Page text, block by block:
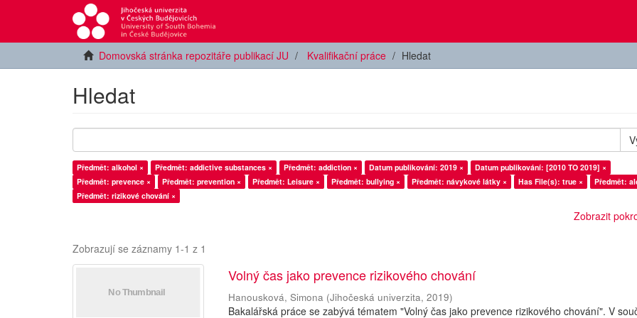
Domovská stránka repozitáře publikací JU Kvalifikační práce Hledat
Hledat
Předmět: alkohol × Předmět: addictive substances × Předmět: addiction × Datum publikování: 2019 ×
Datum publikování: [2010 TO 2019] ×
Předmět: prevence ×
Předmět: prevention × Předmět: Leisure × Předmět: bullying × Předmět: návykové látky × Has File(s): true ×
Předmět:
Předmět: rizikové chování ×
Zobrazit
Zobrazují se záznamy 1-1 z 1
Volný čas jako prevence rizikového chování
Hanousková, Simona (Jihočeská univerzita,2019)
Bakalářská práce se zabývá tématem "Volný čas jako prevence rizikového chování". V